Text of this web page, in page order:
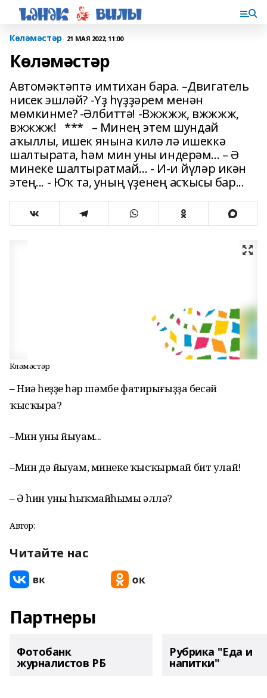
Көләмәстәр 21 МАЯ 2022, 11:00
Көләмәстәр
Автомәктәптә имтихан бара. –Двигатель
нисек эшләй? -Үҙ һүҙҙәрем менән
мөмкинме? -Әлбиттә! -Вжжжж, вжжжж,
вжжжж! *** – Минең этем шундай
аҡыллы, ишек янына килә лә ишеккә
шалтырата, һәм мин уны индерәм... – Ә
минеке шалтыратмай... - И-и йүләр икән
этең... - Юҡ та, уның үҙенең асҡысы бар...
Көләмәстәр
– Ниңә һеҙҙең һәр шәмбе фатирығыҙҙа бесәй
ҡысҡыра?
–Мин уны йыуам...
–Мин дә йыуам, минеке ҡысҡырмай бит улай!
– Ә һин уны һыҡмайһыңмы әллә?
Автор:
Читайте нас
Партнеры
Фотобанк
журналистов РБ
Рубрика "Еда и
напитки"